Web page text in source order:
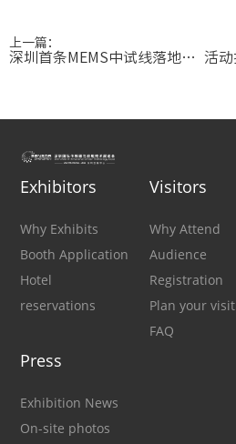
上一篇：
深圳首条MEMS中试线落地！中国第一MEMS代工厂主导建设！
Exhibitors
Why Exhibits
Booth Application
Hotel
reservations
Visitors
Why Attend
Audience
Registration
Plan your visit
FAQ
Press
Exhibition News
On-site photos